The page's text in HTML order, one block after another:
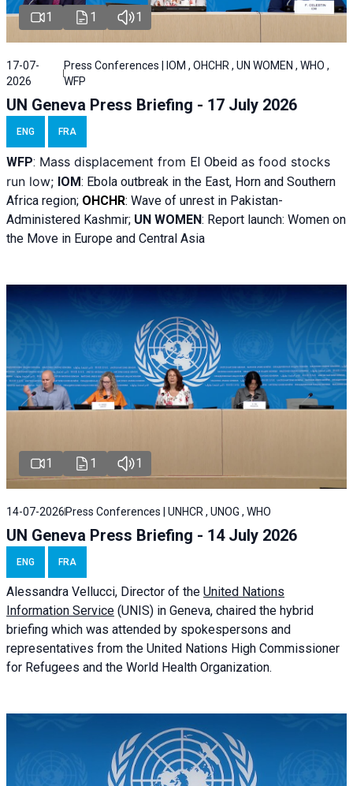
1 1 1
17-07-
2026
Press Conferences | IOM , OHCHR , UN WOMEN , WHO ,
WFP
UN Geneva Press Briefing - 17 July 2026
ENG FRA
WFP: Mass displacement from El Obeid as food stocks
run low; IOM: Ebola outbreak in the East, Horn and Southern
Africa region; OHCHR: Wave of unrest in Pakistan-
Administered Kashmir; UN WOMEN: Report launch: Women on
the Move in Europe and Central Asia
1 1 1
14-07-2026 Press Conferences | UNHCR , UNOG , WHO
UN Geneva Press Briefing - 14 July 2026
ENG FRA
Alessandra Vellucci, Director of the United Nations
Information Service (UNIS) in Geneva, chaired the hybrid
briefing which was attended by spokespersons and
representatives from the United Nations High Commissioner
for Refugees and the World Health Organization.